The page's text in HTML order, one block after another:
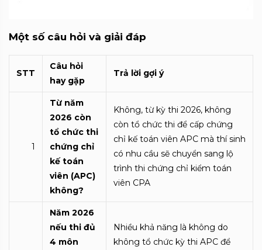
Một số câu hỏi và giải đáp
STT
Câu hỏi
hay gặp
Trả lời gợi ý
1
Từ năm
2026 còn
tổ chức thi
chứng chỉ
kế toán
viên (APC)
không?
Không, từ kỳ thi 2026, không
còn tổ chức thi để cấp chứng
chỉ kế toán viên APC mà thí sinh
có nhu cầu sẽ chuyển sang lộ
trình thi chứng chỉ kiểm toán
viên CPA
Năm 2026
nếu thi đủ
4 môn
Nhiều khả năng là không do
không tổ chức kỳ thi APC để